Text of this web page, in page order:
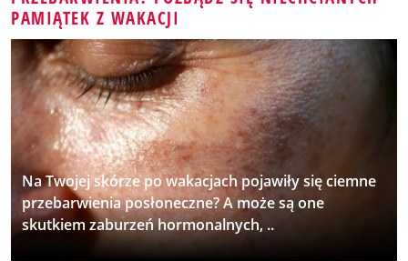
PAMIĄTEK Z WAKACJI
Na Twojej skórze po wakacjach pojawiły się ciemne
przebarwienia posłoneczne? A może są one
skutkiem zaburzeń hormonalnych, ..